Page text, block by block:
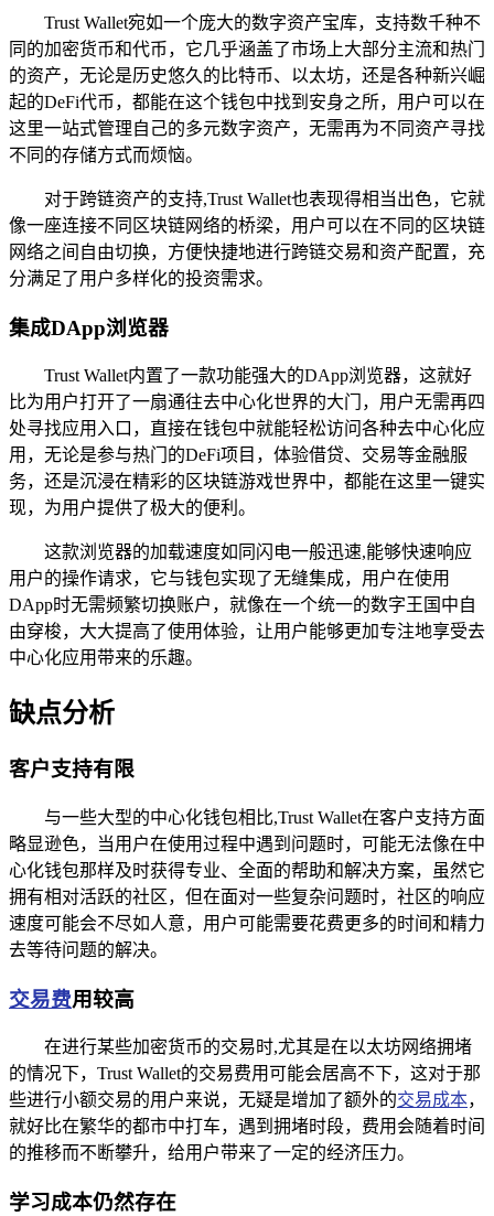
Trust Wallet宛如一个庞大的数字资产宝库，支持数千种不
同的加密货币和代币，它几乎涵盖了市场上大部分主流和热门
的资产，无论是历史悠久的比特币、以太坊，还是各种新兴崛
起的DeFi代币，都能在这个钱包中找到安身之所，用户可以在
这里一站式管理自己的多元数字资产，无需再为不同资产寻找
不同的存储方式而烦恼。
对于跨链资产的支持,Trust Wallet也表现得相当出色，它就
像一座连接不同区块链网络的桥梁，用户可以在不同的区块链
网络之间自由切换，方便快捷地进行跨链交易和资产配置，充
分满足了用户多样化的投资需求。
集成DApp浏览器
Trust Wallet内置了一款功能强大的DApp浏览器，这就好
比为用户打开了一扇通往去中心化世界的大门，用户无需再四
处寻找应用入口，直接在钱包中就能轻松访问各种去中心化应
用，无论是参与热门的DeFi项目，体验借贷、交易等金融服
务，还是沉浸在精彩的区块链游戏世界中，都能在这里一键实
现，为用户提供了极大的便利。
这款浏览器的加载速度如同闪电一般迅速,能够快速响应
用户的操作请求，它与钱包实现了无缝集成，用户在使用
DApp时无需频繁切换账户，就像在一个统一的数字王国中自
由穿梭，大大提高了使用体验，让用户能够更加专注地享受去
中心化应用带来的乐趣。
缺点分析
客户支持有限
与一些大型的中心化钱包相比,Trust Wallet在客户支持方面
略显逊色，当用户在使用过程中遇到问题时，可能无法像在中
心化钱包那样及时获得专业、全面的帮助和解决方案，虽然它
拥有相对活跃的社区，但在面对一些复杂问题时，社区的响应
速度可能会不尽如人意，用户可能需要花费更多的时间和精力
去等待问题的解决。
交易费用较高
在进行某些加密货币的交易时,尤其是在以太坊网络拥堵
的情况下，Trust Wallet的交易费用可能会居高不下，这对于那
些进行小额交易的用户来说，无疑是增加了额外的交易成本，
就好比在繁华的都市中打车，遇到拥堵时段，费用会随着时间
的推移而不断攀升，给用户带来了一定的经济压力。
学习成本仍然存在